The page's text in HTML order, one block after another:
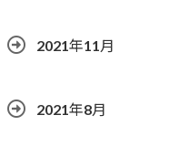
2021年11月
2021年8月